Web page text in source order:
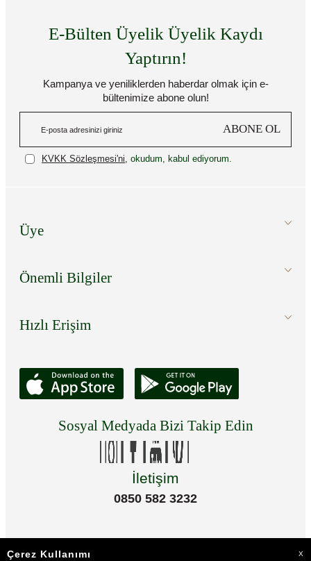
E-Bülten Üyelik Üyelik Kaydı
Yaptırın!
Kampanya ve yeniliklerden haberdar olmak için e-
bültenimize abone olun!
ABONE OL
KVKK Sözleşmesi'ni , okudum, kabul ediyorum.
Üye
Önemli Bilgiler
Hızlı Erişim
Sosyal Medyada Bizi Takip Edin
İletişim
0850 582 3232
Çerez Kullanımı X